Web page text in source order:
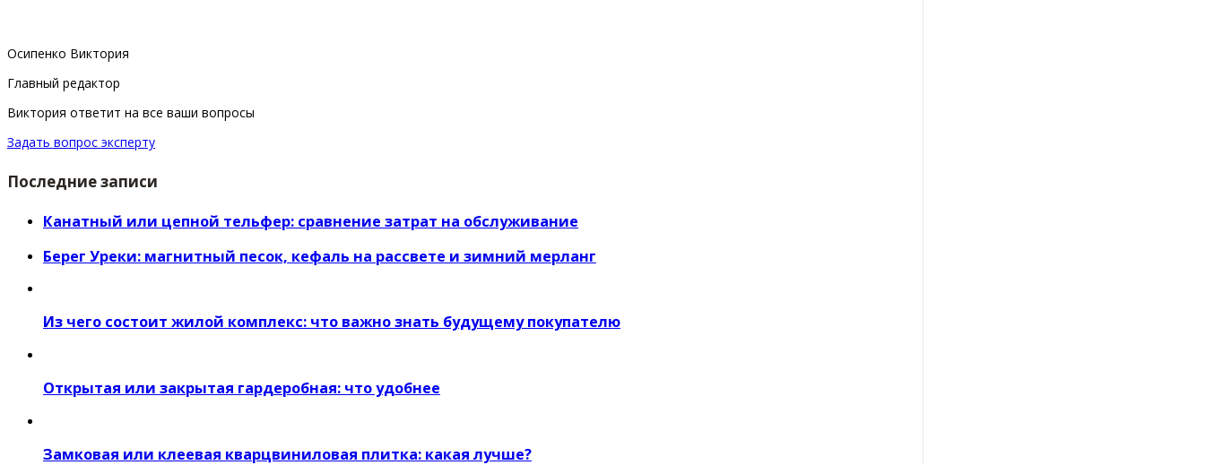
Осипенко Виктория
Главный редактор
Виктория ответит на все ваши вопросы
Задать вопрос эксперту
Последние записи
Канатный или цепной тельфер: сравнение затрат на обслуживание
Берег Уреки: магнитный песок, кефаль на рассвете и зимний мерланг
Из чего состоит жилой комплекс: что важно знать будущему покупателю
Открытая или закрытая гардеробная: что удобнее
Замковая или клеевая кварцвиниловая плитка: какая лучше?